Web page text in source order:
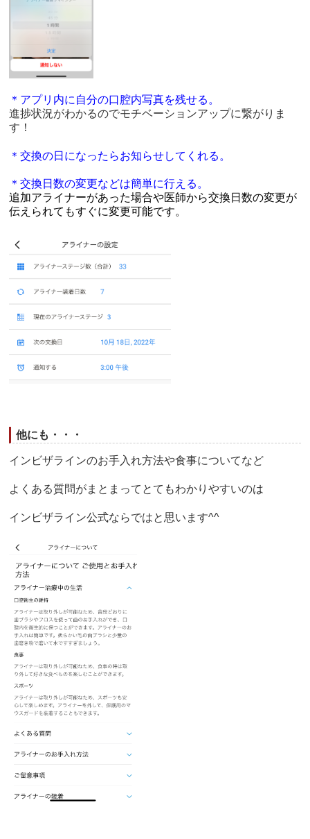
＊アプリ内に自分の口腔内写真を残せる。
進捗状況がわかるのでモチベーションアップに繋がりま
す！
＊交換の日になったらお知らせしてくれる。
＊交換日数の変更などは簡単に行える。
追加アライナーがあった場合や医師から交換日数の変更が
伝えられてもすぐに変更可能です。
他にも・・・
インビザラインのお手入れ方法や食事についてなど
よくある質問がまとまってとてもわかりやすいのは
インビザライン公式ならではと思います^^